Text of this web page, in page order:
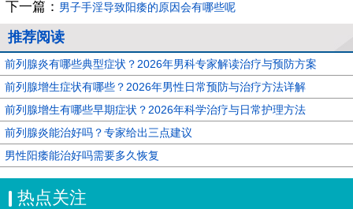
下一篇： 男子手淫导致阳痿的原因会有哪些呢
推荐阅读
前列腺炎有哪些典型症状？2026年男科专家解读治疗与预防方案
前列腺增生症状有哪些？2026年男性日常预防与治疗方法详解
前列腺增生有哪些早期症状？2026年科学治疗与日常护理方法
前列腺炎能治好吗？专家给出三点建议
男性阳痿能治好吗需要多久恢复
热点关注